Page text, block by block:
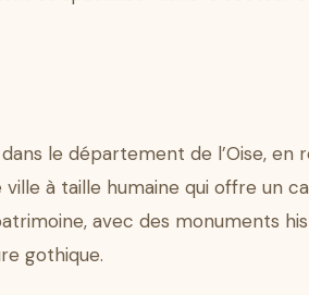
le département de l’Oise,
à taille humaine qui offre un
avec des monuments
gothique.